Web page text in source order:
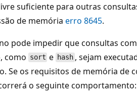
suficiente para outras
de memória erro 8645.
pode impedir que consultas
como sort e hash, sejam
Se os requisitos de memória de
o seguinte comportamento: